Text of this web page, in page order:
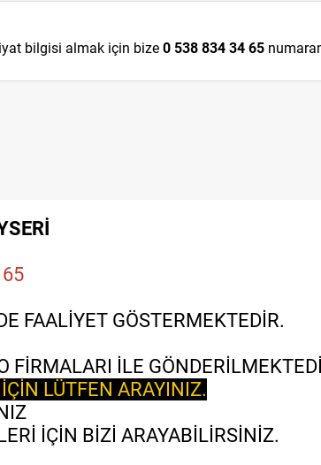
bilgisi almak için bize 0 538 834 34 65
FAALİYET GÖSTERMEKTEDİR.
FİRMALARI İLE
LÜTFEN ARAYINIZ.
İÇİN BİZİ ARAYABİLİRSİNİZ.